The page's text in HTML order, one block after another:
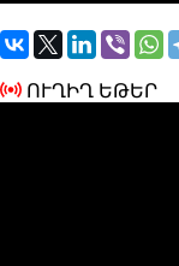
ՈՒՂԻՂ ԵԹԵՐ